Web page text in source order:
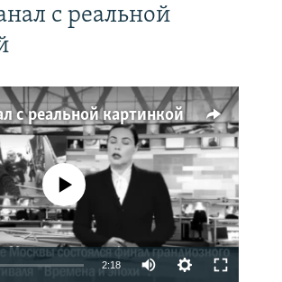
с реальной
с реальной картинкой
source currently available
2:18